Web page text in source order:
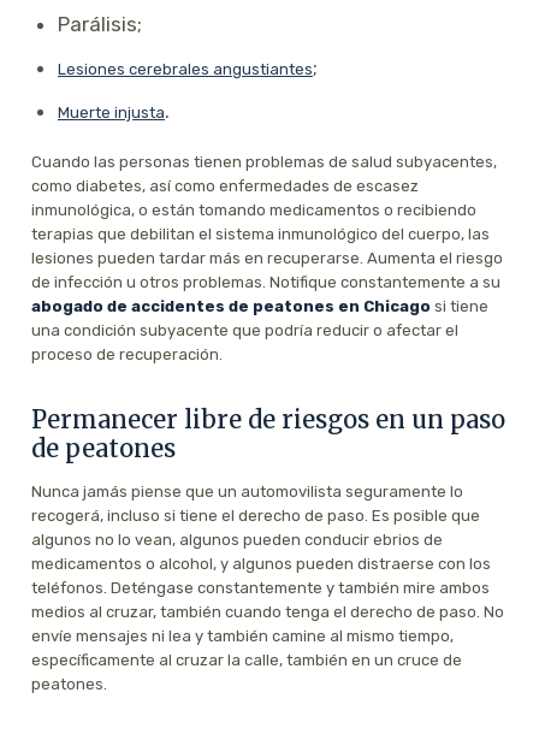
Parálisis;
Lesiones cerebrales angustiantes;
Muerte injusta.
Cuando las personas tienen problemas de salud subyacentes,
como diabetes, así como enfermedades de escasez
inmunológica, o están tomando medicamentos o recibiendo
terapias que debilitan el sistema inmunológico del cuerpo, las
lesiones pueden tardar más en recuperarse. Aumenta el riesgo
de infección u otros problemas. Notifique constantemente a su
abogado de accidentes de peatones en Chicago si tiene
una condición subyacente que podría reducir o afectar el
proceso de recuperación.
Permanecer libre de riesgos en un paso
de peatones
Nunca jamás piense que un automovilista seguramente lo
recogerá, incluso si tiene el derecho de paso. Es posible que
algunos no lo vean, algunos pueden conducir ebrios de
medicamentos o alcohol, y algunos pueden distraerse con los
teléfonos. Deténgase constantemente y también mire ambos
medios al cruzar, también cuando tenga el derecho de paso. No
envíe mensajes ni lea y también camine al mismo tiempo,
específicamente al cruzar la calle, también en un cruce de
peatones.